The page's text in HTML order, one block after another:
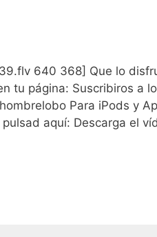
640 368] Que lo
tu página: Suscribiros a
Para iPods y
aquí: Descarga el